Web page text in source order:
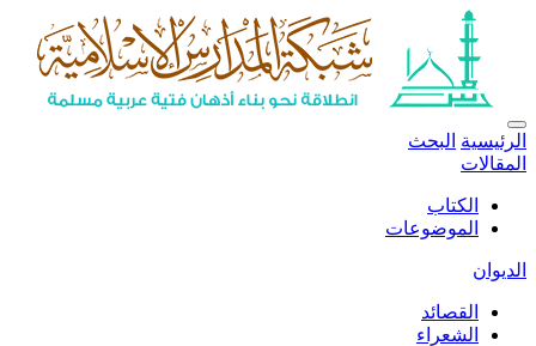
الرئيسية البحث
المقالات
الكتاب
الموضوعات
الديوان
القصائد
الشعراء